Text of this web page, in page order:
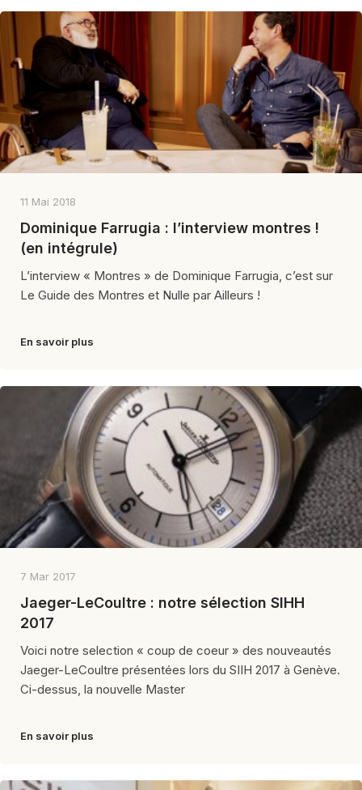
11 Mai 2018
Dominique Farrugia : l’interview montres !
(en intégrule)
L’interview « Montres » de Dominique Farrugia, c’est sur
Le Guide des Montres et Nulle par Ailleurs !
En savoir plus
7 Mar 2017
Jaeger-LeCoultre : notre sélection SIHH
2017
Voici notre selection « coup de coeur » des nouveautés
Jaeger-LeCoultre présentées lors du SIIH 2017 à Genève.
Ci-dessus, la nouvelle Master
En savoir plus